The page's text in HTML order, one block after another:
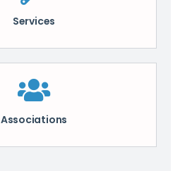
Services
Associations